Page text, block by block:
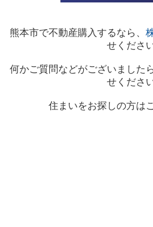
熊本市で不動産購入するなら、
せください
何かご質問などがございました
せください
住まいをお探しの方は